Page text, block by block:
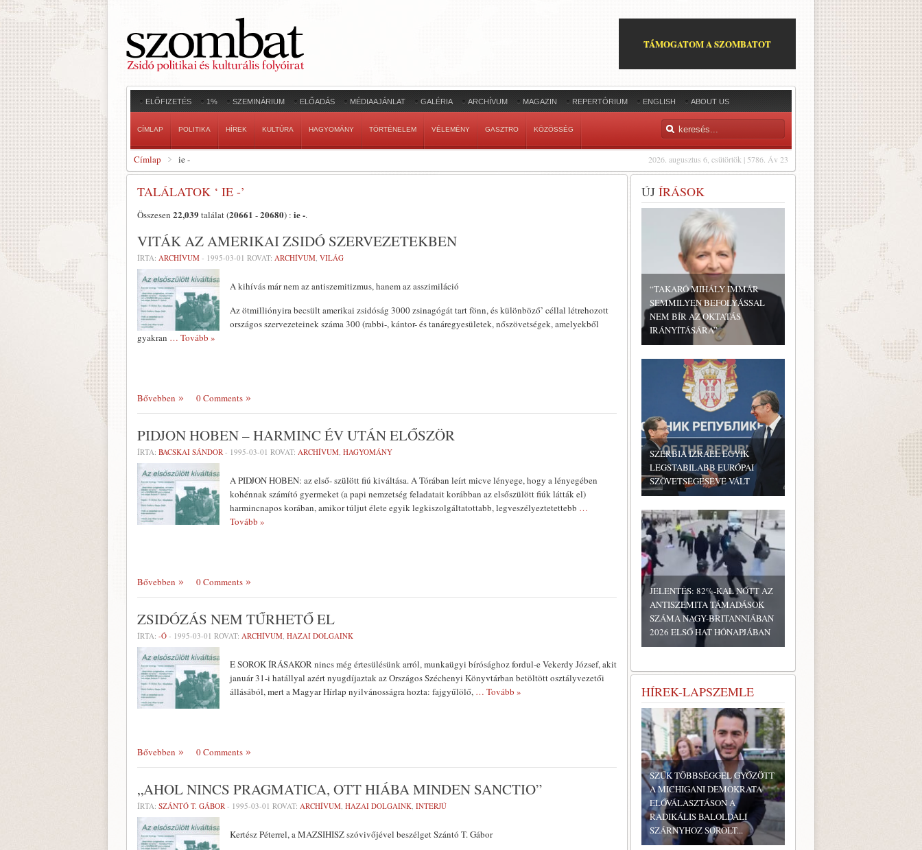
TÁMOGATOM A SZOMBATOT
ELŐFIZETÉS 1% SZEMINÁRIUM ELŐADÁS MÉDIAAJÁNLAT GALÉRIA ARCHÍVUM MAGAZIN REPERTÓRIUM ENGLISH ABOUT US
CÍMLAP POLITIKA HÍREK KULTÚRA HAGYOMÁNY TÖRTÉNELEM VÉLEMÉNY GASZTRO KÖZÖSSÉG
2026. augusztus 6, csütörtök | 5786. Áv 23
Címlap ie -
TALÁLATOK ‘ IE -’
Összesen 22,039 találat (20661 -20680) : ie -.
VITÁK AZ AMERIKAI ZSIDÓ SZERVEZETEKBEN
ÍRTA: ARCHÍVUM - 1995-03-01 ROVAT: ARCHÍVUM, VILÁG
A kihívás már nem az antiszemitizmus, hanem az asszimiláció
Az ötmilliónyira becsült amerikai zsidóság 3000 zsinagógát tart fönn, és különböző’ céllal létrehozott
országos szervezeteinek száma 300 (rabbi-, kántor- és tanáregyesületek, nőszövetségek, amelyekből
gyakran … Tovább »
Bővebben 0 Comments
PIDJON HOBEN – HARMINC ÉV UTÁN ELŐSZÖR
ÍRTA: BACSKAI SÁNDOR - 1995-03-01 ROVAT: ARCHÍVUM, HAGYOMÁNY
A PIDJON HOBEN: az első- szülött fiú kiváltása. A Tórában leírt micve lényege, hogy a lényegében
kohénnak számító gyerme­ket (a papi nemzetség feladatait koráb­ban az elsőszülött fiúk látták el)
harmincnapos korában, amikor túljut élete egyik legkiszolgáltatottabb, leg­veszélyeztetettebb …
Tovább »
Bővebben 0 Comments
ZSIDÓZÁS NEM TŰRHETŐ EL
ÍRTA: -Ó - 1995-03-01 ROVAT: ARCHÍVUM, HAZAI DOLGAINK
E SOROK ÍRÁSAKOR nincs még értesülésünk arról, munkaügyi bírósághoz fordul-e Vekerdy József, akit
január 31-i hatállyal azért nyugdíjaztak az Országos Széchenyi Könyvtárban betöltött osztályvezetői
állásából, mert a Magyar Hírlap nyil­vánosságra hozta: fajgyűlölő, … Tovább »
Bővebben 0 Comments
„AHOL NINCS PRAGMATICA, OTT HIÁBA MINDEN SANCTIO”
ÍRTA: SZÁNTÓ T. GÁBOR - 1995-03-01 ROVAT: ARCHÍVUM, HAZAI DOLGAINK, INTERJÚ
Kertész Péterrel, a MAZSIHISZ szóvivőjével beszélget Szántó T. Gábor
ÚJ ÍRÁSOK
“TAKARÓ MIHÁLY IMMÁR
SEMMILYEN BEFOLYÁSSAL
NEM BÍR AZ OKTATÁS
IRÁNYÍTÁSÁRA”
SZERBIA IZRAEL EGYIK
LEGSTABILABB EURÓPAI
SZÖVETSÉGESÉVÉ VÁLT
JELENTÉS: 82%-KAL NŐTT AZ
ANTISZEMITA TÁMADÁSOK
SZÁMA NAGY-BRITANNIÁBAN
2026 ELSŐ HAT HÓNAPJÁBAN
HÍREK-LAPSZEMLE
SZŰK TÖBBSÉGGEL GYŐZÖTT
A MICHIGANI DEMOKRATA
ELŐVÁLASZTÁSON A
RADIKÁLIS BALOLDALI
SZÁRNYHOZ SOROLT...